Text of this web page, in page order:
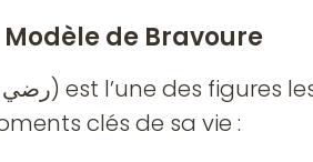
de Bravoure
clés de sa vie :